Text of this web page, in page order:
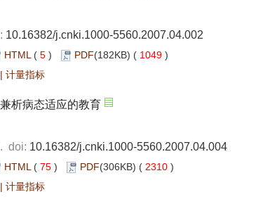
10.16382/j.cnki.1000-5560.2007.04.002
HTML ( 5 ) PDF(182KB) ( 1049 )
| 计量指标
析病态适应的教育
doi: 10.16382/j.cnki.1000-5560.2007.04.004
HTML ( 75 ) PDF(306KB) ( 2310 )
| 计量指标